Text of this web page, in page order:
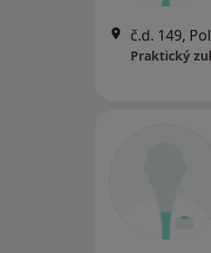
č.d. 149,
Praktický